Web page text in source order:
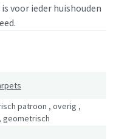
voor ieder huishouden
patroon , overig ,
, geometrisch